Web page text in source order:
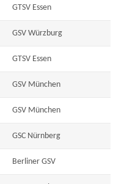
GTSV Essen
GSV Würzburg
GTSV Essen
GSV München
GSV München
GSC Nürnberg
Berliner GSV